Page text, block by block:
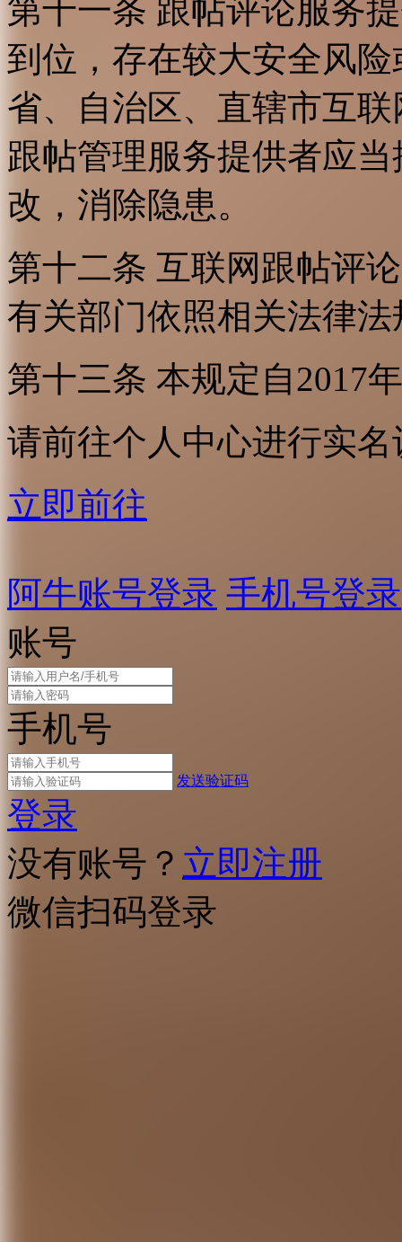
第十一条 跟帖评论服务
到位，存在较大安全风
省、自治区、直辖市互
跟帖管理服务提供者应
改，消除隐患。
第十二条 互联网跟帖评
有关部门依照相关法律
第十三条 本规定自2017
请前往个人中心进行实名
立即前往
阿牛账号登录 手机号登录
账号
手机号
发送验证码
登录
没有账号？ 立即注册
微信扫码登录